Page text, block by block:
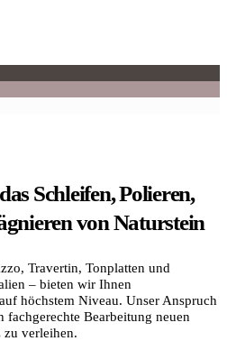
Schleifen, Polieren,
von Naturstein
Travertin, Tonplatten und
– bieten wir Ihnen
höchstem Niveau. Unser Anspruch
fachgerechte Bearbeitung neuen
zu verleihen.